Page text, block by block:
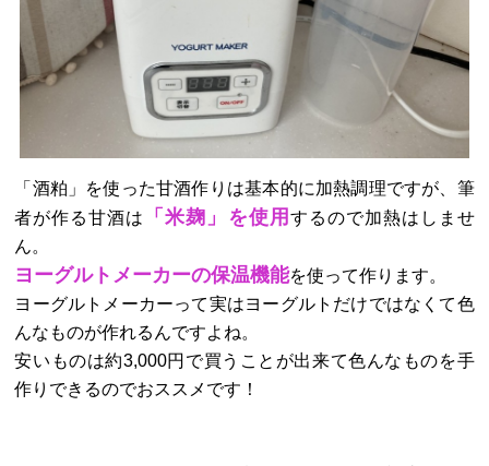
「酒粕」を使った甘酒作りは基本的に加熱調理ですが、筆
者が作る甘酒は
「米麹」を使用 するので加熱はしませ
ん。
ヨーグルトメーカーの保温機能を使って作ります。
ヨーグルトメーカーって実はヨーグルトだけではなくて色
んなものが作れるんですよね。
安いものは約3,000円で買うことが出来て色んなものを手
作りできるのでおススメです！